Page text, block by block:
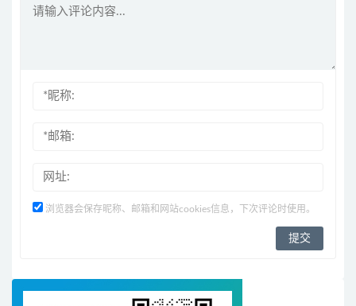
浏览器会保存昵称、邮箱和网站cookies信息，下次评论时使用。